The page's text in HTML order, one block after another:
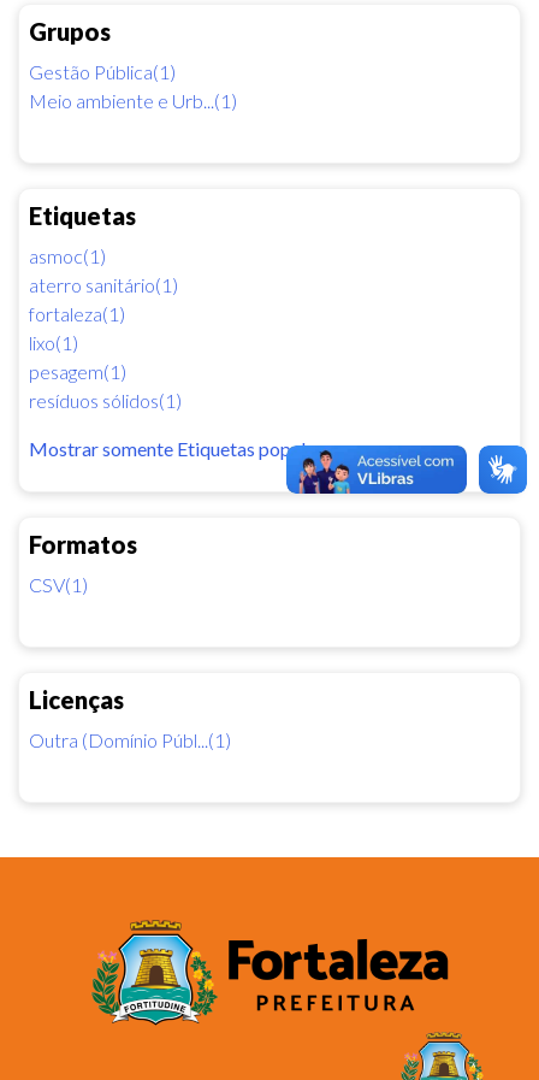
Grupos
Gestão Pública(1)
Meio ambiente e Urb...(1)
Etiquetas
asmoc(1)
aterro sanitário(1)
fortaleza(1)
lixo(1)
pesagem(1)
resíduos sólidos(1)
Mostrar somente Etiquetas popular
Formatos
CSV(1)
Licenças
Outra (Domínio Públ...(1)